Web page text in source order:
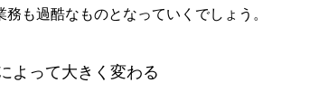
も過酷なものとなっていくでしょう。
よって大きく変わる